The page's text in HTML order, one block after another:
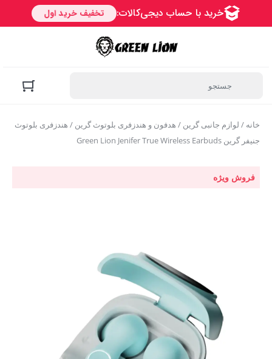
خانه / لوازم جانبی گرین / هدفون و هندزفری بلوتوث گرین / هندزفری بلوتوث
جنیفر گرین Green Lion Jenifer True Wireless Earbuds
فروش ویژه